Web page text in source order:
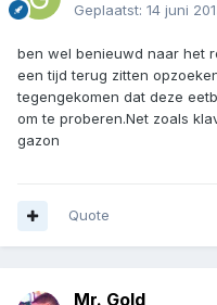
Geplaatst: 14 juni
ben wel benieuwd naar het
een tijd terug zitten
tegengekomen dat deze
om te proberen.Net zoals
gazon
Quote
Mr. Gold